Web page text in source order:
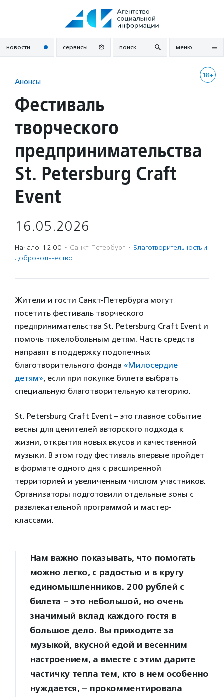
новости сервисы поиск меню
18+
Анонсы
Фестиваль
творческого
предпринимательства
St. Petersburg Craft
Event
16.05.2026
Начало: 12:00 · Санкт-Петербург · Благотвори­тель­ность и
доброволь­чест­во
Жители и гости Санкт-Петербурга могут
посетить фестиваль творческого
предпринимательства St. Petersburg Craft Event и
помочь тяжелобольным детям. Часть средств
направят в поддержку подопечных
благотворительного фонда «Милосердие
детям», если при покупке билета выбрать
специальную благотворительную категорию.
St. Petersburg Craft Event – это главное событие
весны для ценителей авторского подхода к
жизни, открытия новых вкусов и качественной
музыки. В этом году фестиваль впервые пройдет
в формате одного дня с расширенной
территорией и увеличенным числом участников.
Организаторы подготовили отдельные зоны с
развлекательной программой и мастер-
классами.
Нам важно показывать, что помогать
можно легко, с радостью и в кругу
единомышленников. 200 рублей с
билета – это небольшой, но очень
значимый вклад каждого гостя в
большое дело. Вы приходите за
музыкой, вкусной едой и весенним
настроением, а вместе с этим дарите
частичку тепла тем, кто в нем особенно
нуждается, – прокомментировала